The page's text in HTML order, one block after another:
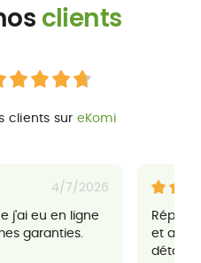
clients
clients sur eKomi
4/7/2026
j'ai eu en ligne
garanties.
et